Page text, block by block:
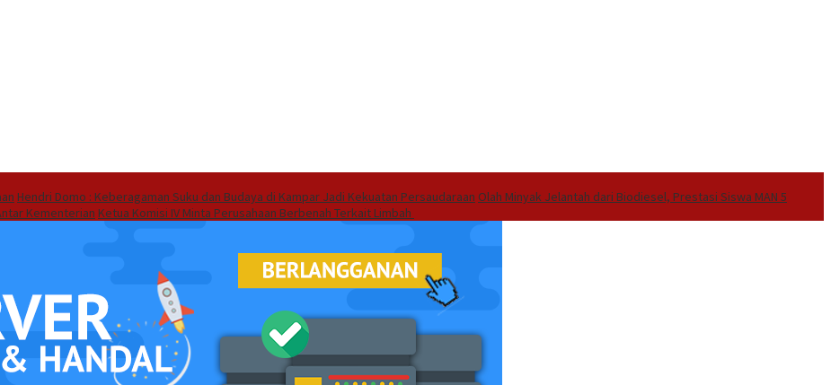
Hendri Domo : Keberagaman Suku dan Budaya di Kampar Jadi Kekuatan Persaudaraan Olah Minyak Jelantah dari Biodiesel, Prestasi Siswa MAN 5
Kementerian Ketua Komisi IV Minta Perusahaan Berbenah Terkait Limbah